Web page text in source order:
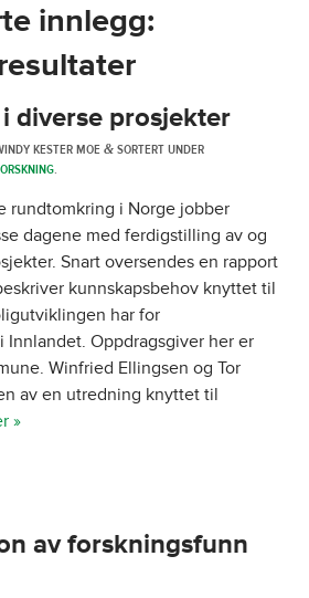
innlegg:
diverse prosjekter
KESTER MOE &SORTERT UNDER
.
rundtomkring i Norge jobber
dagene med ferdigstilling av og
Snart oversendes en rapport
kunnskapsbehov knyttet til
har for
Oppdragsgiver her er
Winfried Ellingsen og Tor
av en utredning knyttet til
»
av forskningsfunn